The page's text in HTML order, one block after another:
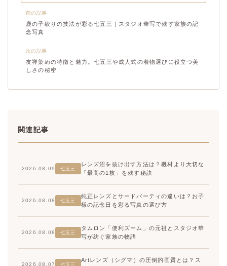
前の記事
鹿の子絞りの技法が彩る七五三｜スタジオ華写で残す家族の記
念写真
次の記事
友禅染めの特徴と魅力。七五三や成人式の着物選びに役立つ美
しさの秘密
関連記事
2026.08.09 七五三
レンズ沼を抜け出す方法は？機材より大切な
「最高の1枚」を残す秘訣
2026.08.08 七五三
純正レンズとサードパーティの違いは？お子
様の記念日を彩る写真の選び方
2026.08.08 七五三
タムロン「便利ズーム」の元祖とスタジオ華
写が紡ぐ家族の物語
2026.08.07 七五三
Artレンズ（シグマ）の圧倒的画質とは？ス